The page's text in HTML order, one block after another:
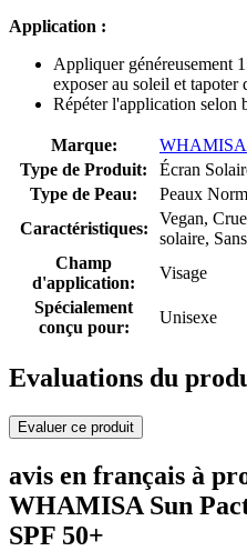
Application :
Appliquer généreusement
exposer au soleil et tapoter
Répéter l'application selon
Marque:
WHAMISA
Type de Produit:
Écran
Type de Peau:
Peaux
Caractéristiques:
Vegan,
solaire,
Champ
d'application:
Visage
Spécialement
conçu pour:
Unisexe
Evaluations du
Evaluer ce produit
avis en français à
WHAMISA Sun
SPF 50+